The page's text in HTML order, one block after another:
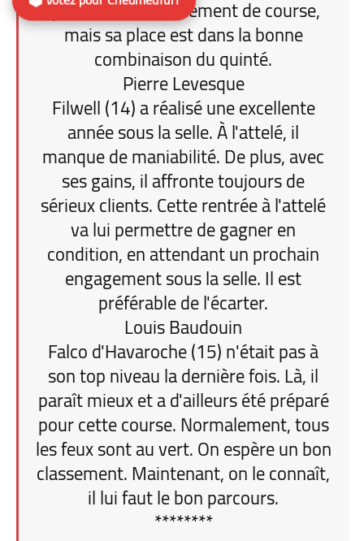
question de déroulement de course,
mais sa place est dans la bonne
combinaison du quinté.
Pierre Levesque
Filwell (14) a réalisé une excellente
année sous la selle. À l'attelé, il
manque de maniabilité. De plus, avec
ses gains, il affronte toujours de
sérieux clients. Cette rentrée à l'attelé
va lui permettre de gagner en
condition, en attendant un prochain
engagement sous la selle. Il est
préférable de l'écarter.
Louis Baudouin
Falco d'Havaroche (15) n'était pas à
son top niveau la dernière fois. Là, il
paraît mieux et a d'ailleurs été préparé
pour cette course. Normalement, tous
les feux sont au vert. On espère un bon
classement. Maintenant, on le connaît,
il lui faut le bon parcours.
********